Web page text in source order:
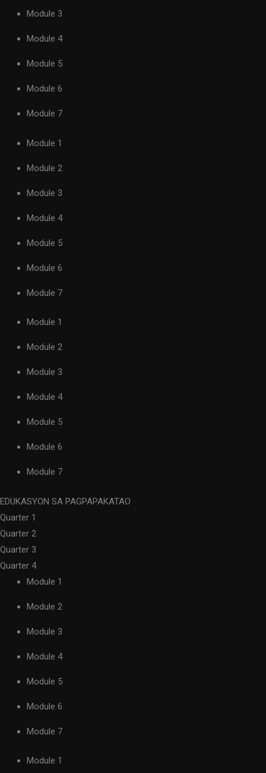
Module 3
Module 4
Module 5
Module 6
Module 7
Module 1
Module 2
Module 3
Module 4
Module 5
Module 6
Module 7
Module 1
Module 2
Module 3
Module 4
Module 5
Module 6
Module 7
EDUKASYON SA PAGPAPAKATAO
Quarter 1
Quarter 2
Quarter 3
Quarter 4
Module 1
Module 2
Module 3
Module 4
Module 5
Module 6
Module 7
Module 1